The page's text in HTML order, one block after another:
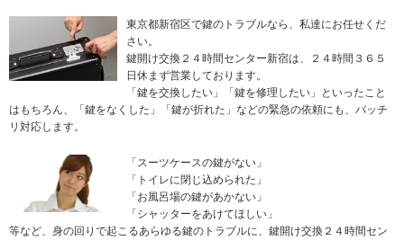
東京都新宿区で鍵のトラブルなら、私達にお任せくだ
さい。
鍵開け交換２４時間センター新宿は、２４時間３６５
日休まず営業しております。
「鍵を交換したい」「鍵を修理したい」といったこと
はもちろん、「鍵をなくした」「鍵が折れた」などの緊急の依頼にも、バッチ
リ対応します。
「スーツケースの鍵がない」
「トイレに閉じ込められた」
「お風呂場の鍵があかない」
「シャッターをあけてほしい」
等など、身の回りで起こるあらゆる鍵のトラブルに、鍵開け交換２４時間セン